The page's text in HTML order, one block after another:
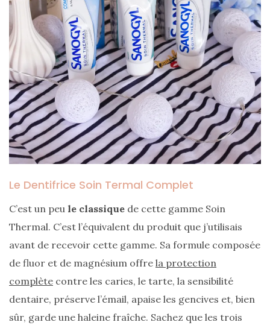
CATÉGORIES
DU BLOG
Beauté
(640)
Actualités
beauté
(10)
Conseils
(54)
Favoris
et
déceptions
(27)
Revues
(478)
Le Dentifrice Soin Termal Complet
C’est un peu le classique de cette gamme Soin
Thermal. C’est l’équivalent du produit que j’utilisais
avant de recevoir cette gamme. Sa formule composée
de fluor et de magnésium offre la protection
complète contre les caries, le tarte, la sensibilité
dentaire, préserve l’émail, apaise les gencives et, bien
sûr, garde une haleine fraîche. Sachez que les trois